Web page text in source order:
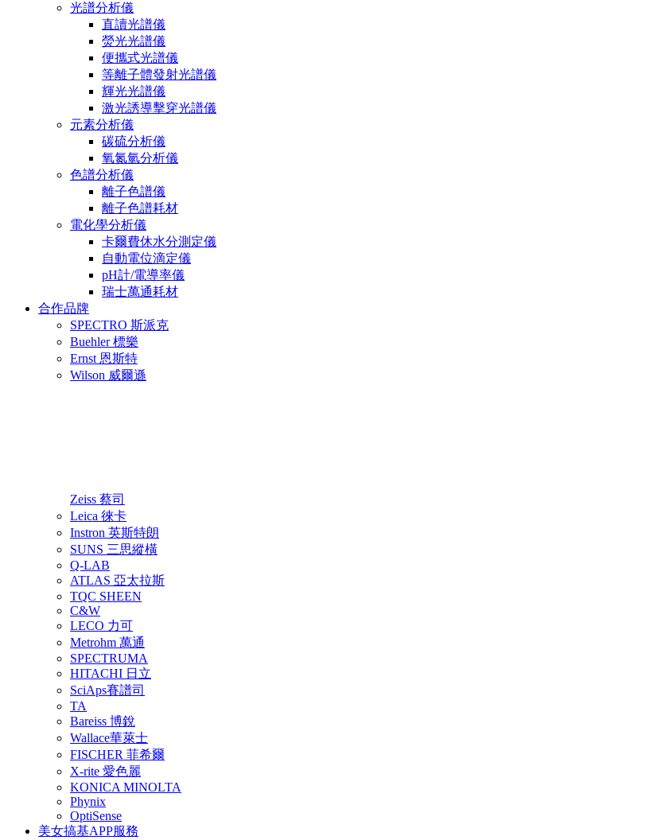
光譜分析儀
直讀光譜儀
熒光光譜儀
便攜式光譜儀
等離子體發射光譜儀
輝光光譜儀
激光誘導擊穿光譜儀
元素分析儀
碳硫分析儀
氧氮氫分析儀
色譜分析儀
離子色譜儀
離子色譜耗材
電化學分析儀
卡爾費休水分測定儀
自動電位滴定儀
pH計/電導率儀
瑞士萬通耗材
合作品牌
SPECTRO 斯派克
Buehler 標樂
Ernst 恩斯特
Wilson 威爾遜
Zeiss 蔡司
Leica 徠卡
Instron 英斯特朗
SUNS 三思縱橫
Q-LAB
ATLAS 亞太拉斯
TQC SHEEN
C&W
LECO 力可
Metrohm 萬通
SPECTRUMA
HITACHI 日立
SciAps賽譜司
TA
Bareiss 博銳
Wallace華萊士
FISCHER 菲希爾
X-rite 愛色麗
KONICA MINOLTA
Phynix
OptiSense
美女搞基APP服務